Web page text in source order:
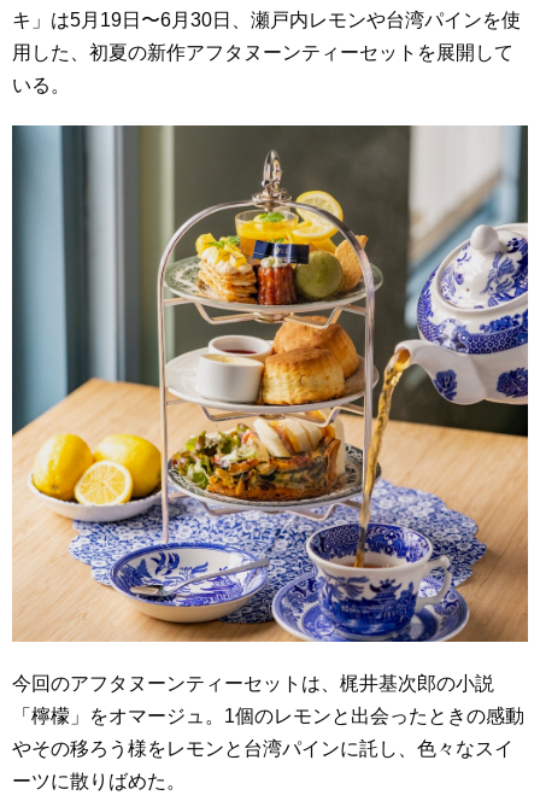
キ」は5月19日〜6月30日、瀬戸内レモンや台湾パインを使
用した、初夏の新作アフタヌーンティーセットを展開して
いる。
今回のアフタヌーンティーセットは、梶井基次郎の小説
「檸檬」をオマージュ。1個のレモンと出会ったときの感動
やその移ろう様をレモンと台湾パインに託し、色々なスイ
ーツに散りばめた。